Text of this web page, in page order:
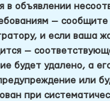
в объявлении
— сообщите
и если ваша
—
будет удалено, а
или
при